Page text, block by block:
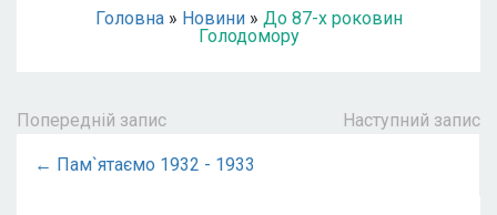
Головна» Новини» До 87-х роковин
Голодомору
Попередній запис Наступний запис
← Пам`ятаємо 1932 - 1933